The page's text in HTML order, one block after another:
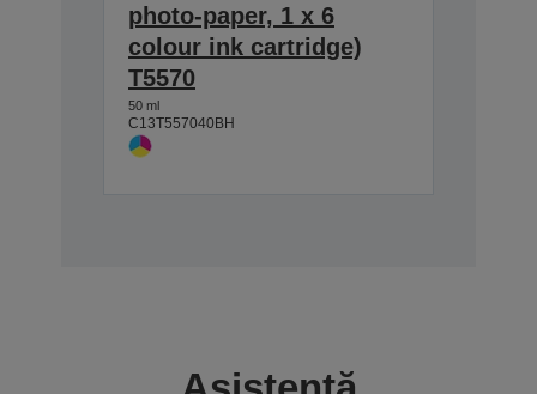
photo-paper, 1 x 6
colour ink cartridge)
T5570
50 ml
C13T557040BH